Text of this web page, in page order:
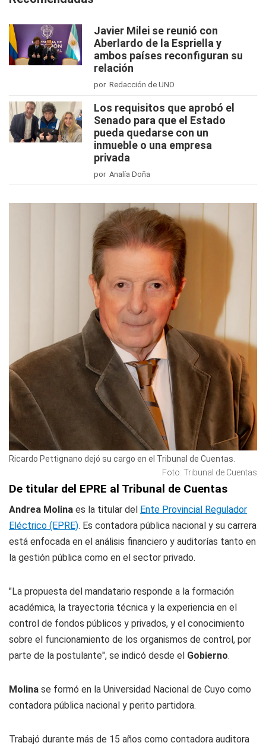
Javier Milei se reunió con
Aberlardo de la Espriella y
ambos países reconfiguran su
relación
por Redacción de UNO
Los requisitos que aprobó el
Senado para que el Estado
pueda quedarse con un
inmueble o una empresa
privada
por Analía Doña
Ricardo Pettignano dejó su cargo en el Tribunal de Cuentas.
Foto: Tribunal de Cuentas
De titular del EPRE al Tribunal de Cuentas
Andrea Molina es la titular del Ente Provincial Regulador
Eléctrico (EPRE). Es contadora pública nacional y su carrera
está enfocada en el análisis financiero y auditorías tanto en
la gestión pública como en el sector privado.
"La propuesta del mandatario responde a la formación
académica, la trayectoria técnica y la experiencia en el
control de fondos públicos y privados, y el conocimiento
sobre el funcionamiento de los organismos de control, por
parte de la postulante", se indicó desde el Gobierno.
Molina se formó en la Universidad Nacional de Cuyo como
contadora pública nacional y perito partidora.
Trabajó durante más de 15 años como contadora auditora